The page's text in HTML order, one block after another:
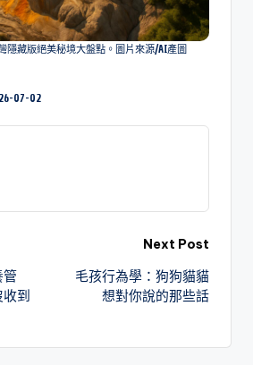
隱藏版絕美秘境大盤點。圖片來源/AI產圖
07-02
管
到
Next Post
毛孩行為學：狗狗貓貓
想對你說的那些話